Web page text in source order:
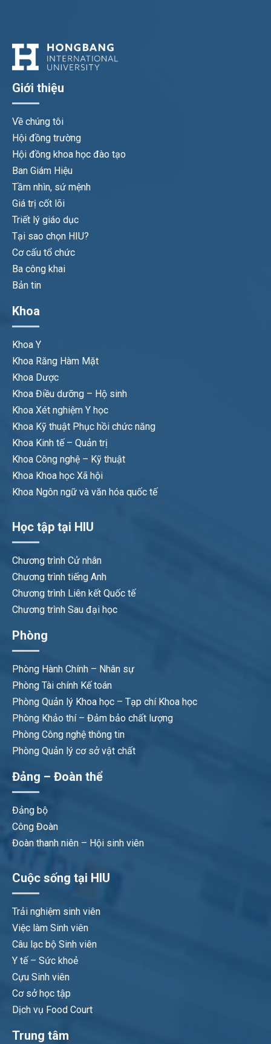
Giới thiệu
Về chúng tôi
Hội đồng trường
Hội đồng khoa học đào tạo
Ban Giám Hiệu
Tầm nhìn, sứ mệnh
Giá trị cốt lõi
Triết lý giáo dục
Tại sao chọn HIU?
Cơ cấu tổ chức
Ba công khai
Bản tin
Khoa
Khoa Y
Khoa Răng Hàm Mặt
Khoa Dược
Khoa Điều dưỡng – Hộ sinh
Khoa Xét nghiệm Y học
Khoa Kỹ thuật Phục hồi chức năng
Khoa Kinh tế – Quản trị
Khoa Công nghệ – Kỹ thuật
Khoa Khoa học Xã hội
Khoa Ngôn ngữ và văn hóa quốc tế
Học tập tại HIU
Chương trình Cử nhân
Chương trình tiếng Anh
Chương trình Liên kết Quốc tế
Chương trình Sau đại học
Phòng
Phòng Hành Chính – Nhân sự
Phòng Tài chính Kế toán
Phòng Quản lý Khoa học – Tạp chí Khoa học
Phòng Khảo thí – Đảm bảo chất lượng
Phòng Công nghệ thông tin
Phòng Quản lý cơ sở vật chất
Đảng – Đoàn thể
Đảng bộ
Công Đoàn
Đoàn thanh niên – Hội sinh viên
Cuộc sống tại HIU
Trải nghiệm sinh viên
Việc làm Sinh viên
Câu lạc bộ Sinh viên
Y tế – Sức khoẻ
Cựu Sinh viên
Cơ sở học tập
Dịch vụ Food Court
Trung tâm